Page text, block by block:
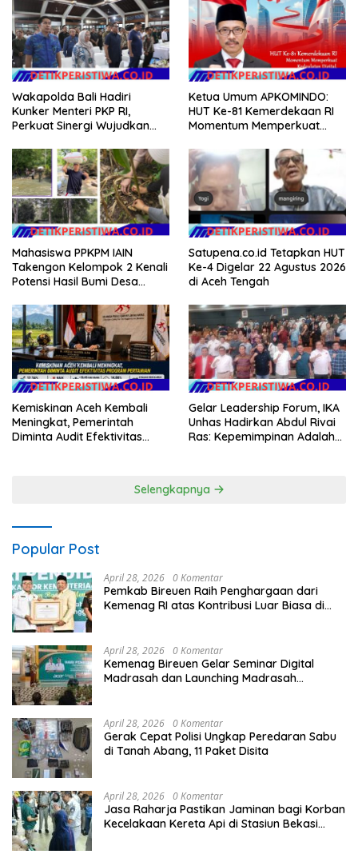
Wakapolda Bali Hadiri
Kunker Menteri PKP RI,
Perkuat Sinergi Wujudkan
Masyarakat
Ketua Umum APKOMINDO:
HUT Ke-81 Kemerdekaan RI
Momentum Memperkuat
Teknologi, dan Kepastian
Hukum Menuju Indonesia
Emas 2045
Mahasiswa PPKPM IAIN
Takengon Kelompok 2 Kenali
Potensi Hasil Bumi Desa
Satupena.co.id Tetapkan HUT
Ke-4 Digelar 22 Agustus 2026
di Aceh Tengah
Kemiskinan Aceh Kembali
Meningkat, Pemerintah
Diminta Audit Efektivitas
Gelar Leadership Forum, IKA
Unhas Hadirkan Abdul Rivai
Ras: Kepemimpinan Adalah
Selengkapnya
Popular Post
April 28, 2026 0 Komentar
Pemkab Bireuen Raih Penghargaan dari
Kemenag RI atas Kontribusi Luar Biasa di
April 28, 2026 0 Komentar
Kemenag Bireuen Gelar Seminar Digital
Madrasah dan Launching Madrasah
April 28, 2026 0 Komentar
Gerak Cepat Polisi Ungkap Peredaran Sabu
di Tanah Abang, 11 Paket Disita
April 28, 2026 0 Komentar
Jasa Raharja Pastikan Jaminan bagi Korban
Kecelakaan Kereta Api di Stasiun Bekasi